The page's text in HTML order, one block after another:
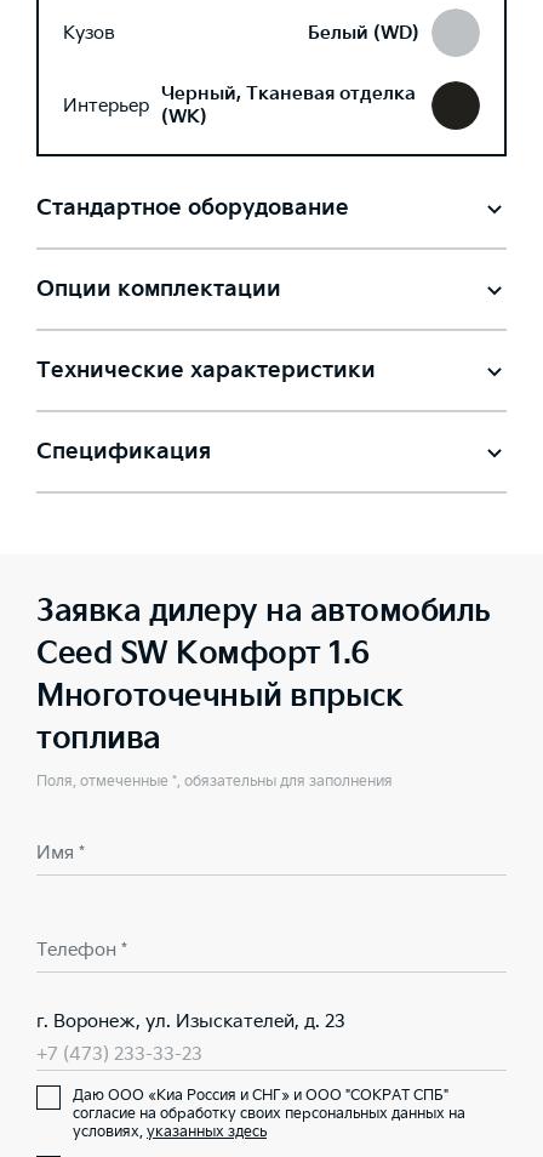
Кузов Белый (WD)
Интерьер Черный, Тканевая отделка
(WK)
Стандартное оборудование
Опции комплектации
Технические характеристики
Спецификация
Заявка дилеру на автомобиль
Ceed SW Комфорт 1.6
Многоточечный впрыск
топлива
Поля, отмеченные *, обязательны для заполнения
Имя *
Телефон *
г. Воронеж, ул. Изыскателей, д. 23
+7 (473) 233-33-23
Даю ООО «Киа Россия и СНГ» и ООО "СОКРАТ СПБ"
согласие на обработку своих персональных данных на
условиях, указанных здесь